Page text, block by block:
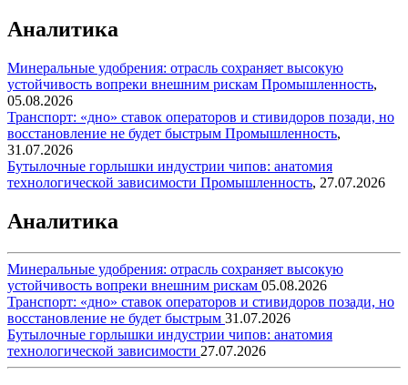
Аналитика
Минеральные удобрения: отрасль сохраняет высокую
устойчивость вопреки внешним рискам Промышленность,
05.08.2026
Транспорт: «дно» ставок операторов и стивидоров позади, но
восстановление не будет быстрым Промышленность,
31.07.2026
Бутылочные горлышки индустрии чипов: анатомия
технологической зависимости Промышленность, 27.07.2026
Аналитика
Минеральные удобрения: отрасль сохраняет высокую
устойчивость вопреки внешним рискам 05.08.2026
Транспорт: «дно» ставок операторов и стивидоров позади, но
восстановление не будет быстрым 31.07.2026
Бутылочные горлышки индустрии чипов: анатомия
технологической зависимости 27.07.2026